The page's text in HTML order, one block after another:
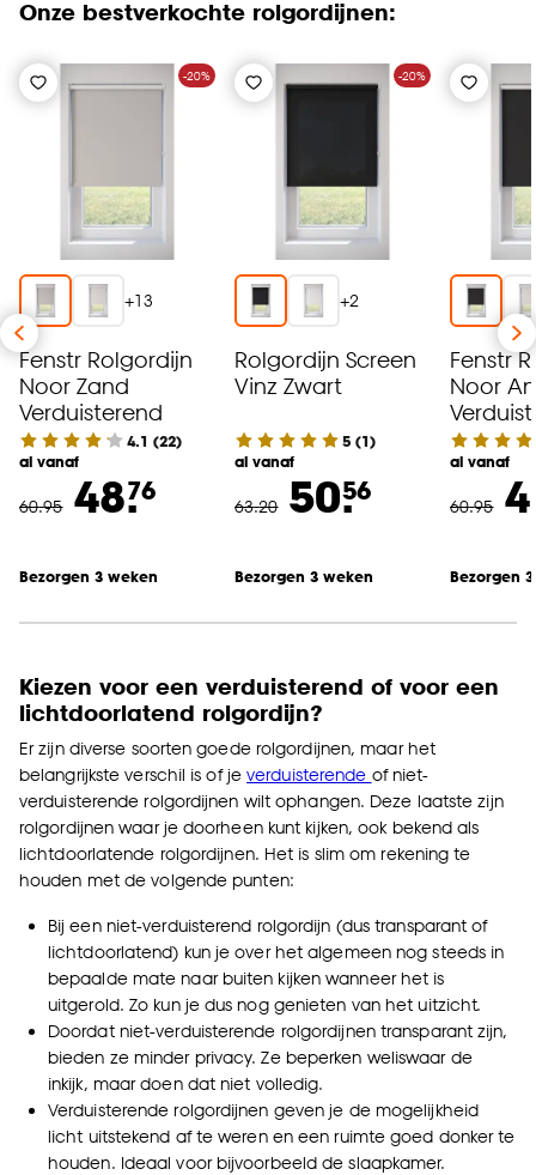
Onze bestverkochte rolgordijnen:
-20%
+13
Fenstr Rolgordijn
Noor Zand
Verduisterend
4.1 (22)
al vanaf
60.95 48.76
Bezorgen 3 weken
-20%
+2
Rolgordijn Screen
Vinz Zwart
5 (1)
al vanaf
63.20 50.56
Bezorgen 3 weken
Fenstr
Noor
al vanaf
60.95
Bezorgen
Kiezen voor een verduisterend of voor een
lichtdoorlatend rolgordijn?
Er zijn diverse soorten goede rolgordijnen, maar het
belangrijkste verschil is of jeverduisterende of niet-
verduisterende rolgordijnen wilt ophangen. Deze laatste zijn
rolgordijnen waar je doorheen kunt kijken, ook bekend als
lichtdoorlatende rolgordijnen. Het is slim om rekening te
houden met de volgende punten:
Bij een niet-verduisterend rolgordijn (dus transparant of
lichtdoorlatend) kun je over het algemeen nog steeds in
bepaalde mate naar buiten kijken wanneer het is
uitgerold. Zo kun je dus nog genieten van het uitzicht.
Doordat niet-verduisterende rolgordijnen transparant zijn,
bieden ze minder privacy. Ze beperken weliswaar de
inkijk, maar doen dat niet volledig.
Verduisterende rolgordijnen geven je de mogelijkheid
licht uitstekend af te weren en een ruimte goed donker te
houden. Ideaal voor bijvoorbeeld de slaapkamer.